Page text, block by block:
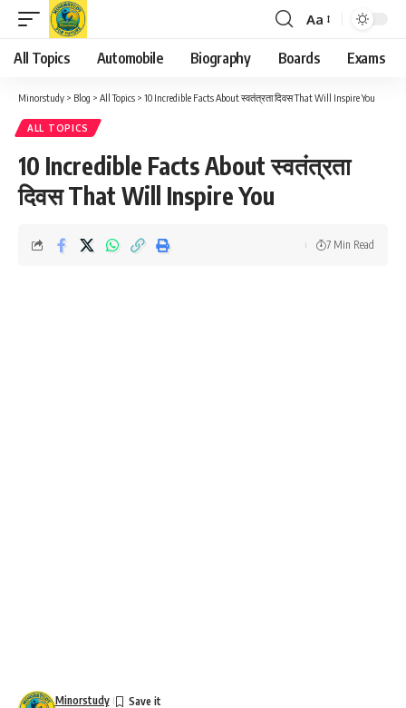
Font
Resizer
Aa
All Topics Automobile Biography Boards Exams
Minorstudy > Blog > All Topics > 10 Incredible Facts About स्वतंत्रता दिवस That Will Inspire You
ALL TOPICS
10 Incredible Facts About स्वतंत्रता
दिवस That Will Inspire You
Minorstudy
7 Min Read